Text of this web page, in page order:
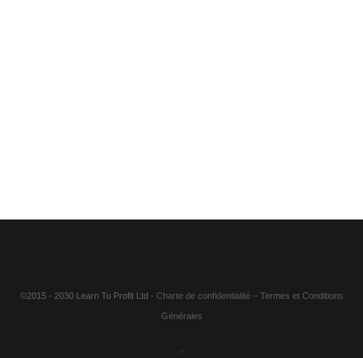
©2015 - 2030 Learn To Profit Ltd - Charte de confidentialité– Termes et Conditions
Générales